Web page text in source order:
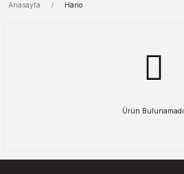
Anasayfa Hario
Ürün Bulunamadı.